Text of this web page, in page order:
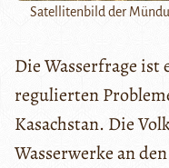
Satellitenbild der
Die Wasserfrage ist
regulierten
Kasachstan. Die
Wasserwerke an